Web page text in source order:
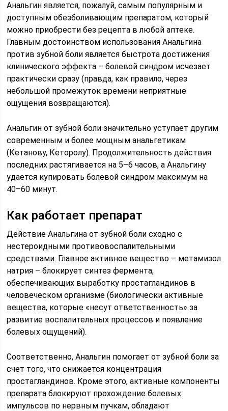
Анальгин является, пожалуй, самым популярным и
доступным обезболивающим препаратом, который
можно приобрести без рецепта в любой аптеке.
Главным достоинством использования Анальгина
против зубной боли является быстрота достижения
клинического эффекта – болевой синдром исчезает
практически сразу (правда, как правило, через
небольшой промежуток времени неприятные
ощущения возвращаются).
Анальгин от зубной боли значительно уступает другим
современным и более мощным анальгетикам
(Кетанову, Кеторолу). Продолжительность действия
последних растягивается на 5–6 часов, а Анальгину
удается купировать болевой синдром максимум на
40–60 минут.
Как работает препарат
Действие Анальгина от зубной боли сходно с
нестероидными противовоспалительными
средствами. Главное активное вещество – метамизол
натрия – блокирует синтез фермента,
обеспечивающих выработку простагландинов в
человеческом организме (биологически активные
вещества, которые «несут ответственность» за
развитие воспалительных процессов и появление
болевых ощущений).
Соответственно, Анальгин помогает от зубной боли за
счет того, что снижается концентрация
простагландинов. Кроме этого, активные компоненты
препарата блокируют прохождение болевых
импульсов по нервным пучкам, обладают